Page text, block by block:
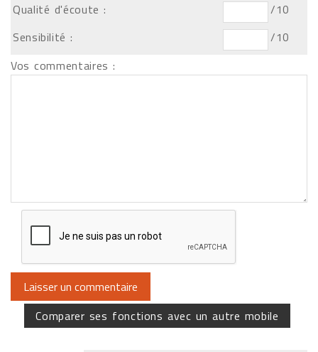
Qualité d'écoute :
/10
Sensibilité :
/10
Vos commentaires :
Comparer ses fonctions avec un autre mobile